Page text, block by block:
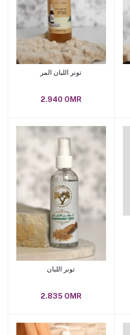
تونر اللبان المر
2.940 OMR
تونر اللبان
2.835 OMR